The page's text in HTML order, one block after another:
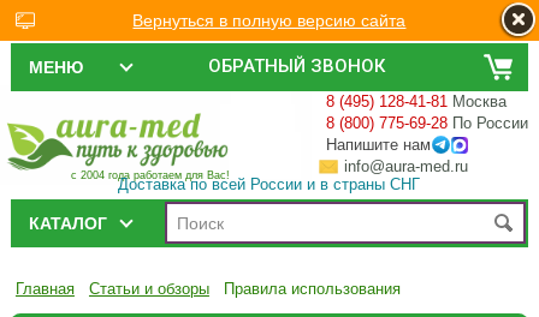
ОБРАТНЫЙ ЗВОНОК
МЕНЮ
с 2004 года работаем для Вас!
8 (495) 128-41-81 Москва
8 (800) 775-69-28 По России
Напишите нам
info@aura-med.ru
Доставка по всей России и в страны СНГ
КАТАЛОГ
Главная Статьи и обзоры Правила использования
Вернуться в полную версию сайта